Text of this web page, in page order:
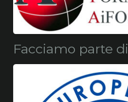
Facciamo parte di